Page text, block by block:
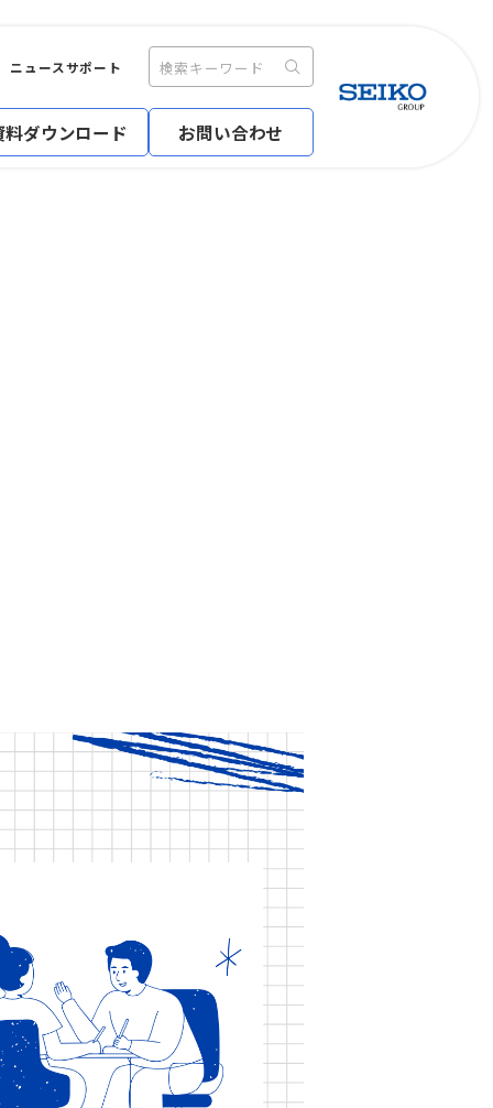
ニュースサポート
料ダウンロード お問い合わせ